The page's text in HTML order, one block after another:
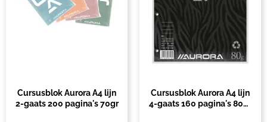
Cursusblok Aurora A4 lijn
2-gaats 200 pagina's 70gr
Cursusblok Aurora A4 lijn
4-gaats 160 pagina's 80gr